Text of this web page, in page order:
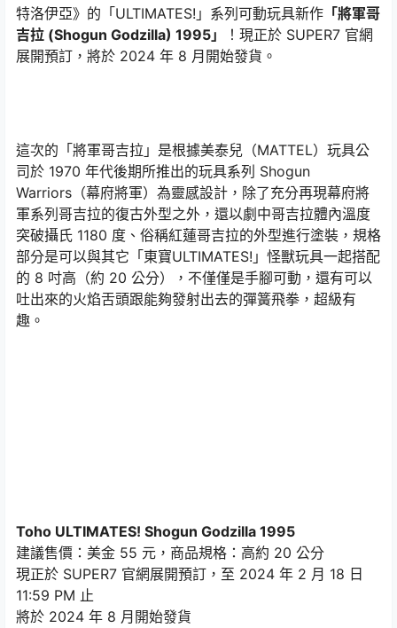
特洛伊亞》的「ULTIMATES!」系列可動玩具新作 「將軍哥
吉拉 (Shogun Godzilla) 1995」
！現正於 SUPER7 官網
展開預訂，將於 2024 年 8 月開始發貨。
這次的「將軍哥吉拉」是根據美泰兒（MATTEL）玩具公
司於 1970 年代後期所推出的玩具系列 Shogun
Warriors（幕府將軍）為靈感設計，除了充分再現幕府將
軍系列哥吉拉的復古外型之外，還以劇中哥吉拉體內溫度
突破攝氏 1180 度、俗稱紅蓮哥吉拉的外型進行塗裝，規格
部分是可以與其它「東寶ULTIMATES!」怪獸玩具一起搭配
的 8 吋高（約 20 公分），不僅僅是手腳可動，還有可以
吐出來的火焰舌頭跟能夠發射出去的彈簧飛拳，超級有
趣。
Toho ULTIMATES! Shogun Godzilla 1995
建議售價：美金 55 元，商品規格：高約 20 公分
現正於 SUPER7 官網展開預訂，至 2024 年 2 月 18 日
11:59 PM 止
將於 2024 年 8 月開始發貨